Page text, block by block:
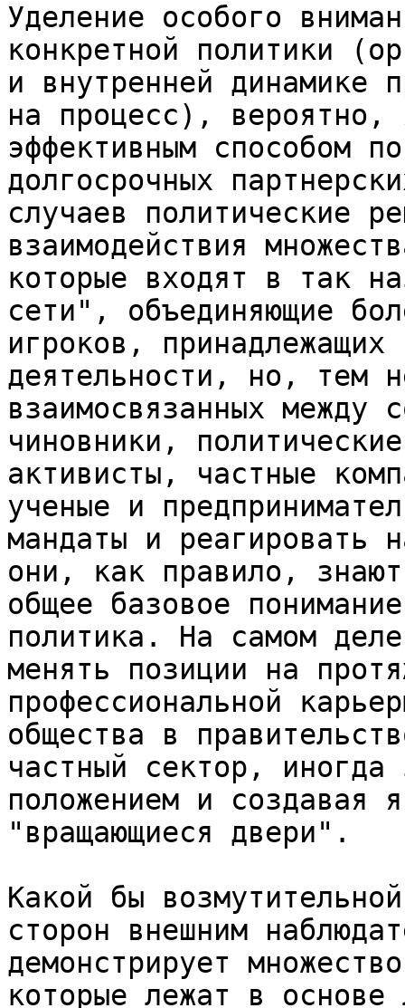
Уделение особого
конкретной политики
и внутренней динамике
на процесс), вероятно,
эффективным способом
долгосрочных
случаев политические
взаимодействия
которые входят в так
сети", объединяющие
игроков,
деятельности, но, тем
взаимосвязанных между
чиновники,
активисты, частные
ученые и
мандаты и реагировать
они, как правило,
общее базовое
политика. На самом
менять позиции на
профессиональной
общества в
частный сектор, иногда
положением и создавая
"вращающиеся двери".
Какой бы
сторон внешним
демонстрирует
которые лежат в основе